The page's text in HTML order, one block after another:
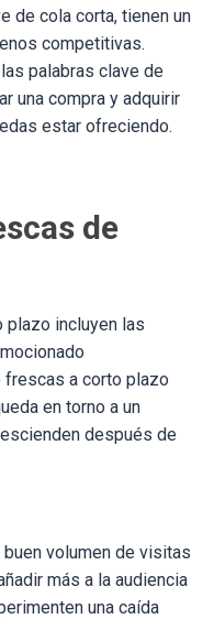
de cola corta, tienen un
competitivas.
palabras clave de
una compra y adquirir
estar ofreciendo.
de
plazo incluyen las
frescas a corto plazo
en torno a un
después de
volumen de visitas
más a la audiencia
una caída